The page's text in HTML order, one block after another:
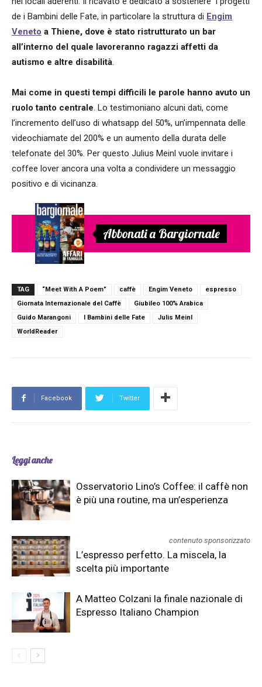
de i Bambini delle Fate, in particolare la struttura di Engim
Veneto a Thiene, dove è stato ristrutturato un bar
all’interno del quale lavoreranno ragazzi affetti da
autismo e altre disabilità.
Mai come in questi tempi difficili le parole hanno avuto un
ruolo tanto centrale. Lo testimoniano alcuni dati, come
l’incremento dell’uso di whatsapp del 50%, un’impennata delle
videochiamate del 200% e un aumento della durata delle
telefonate del 30%. Per questo Julius Meinl vuole invitare i
coffee lover ancora una volta a condividere un messaggio
positivo e di vicinanza.
Abbonati a Bargiornale
TAG “Meet With A Poem” caffè Engim Veneto
espresso
Giornata Internazionale del Caffè
Giubileo 100% Arabica
Guido Marangoni
I Bambini delle Fate
Julis Meinl
WorldReader
Facebook Twitter
Leggi anche
Osservatorio Lino’s Coffee: il caffè non
è più una routine, ma un’esperienza
contenuto sponsorizzato
L’espresso perfetto. La miscela, la
scelta più importante
A Matteo Colzani la finale nazionale di
Espresso Italiano Champion